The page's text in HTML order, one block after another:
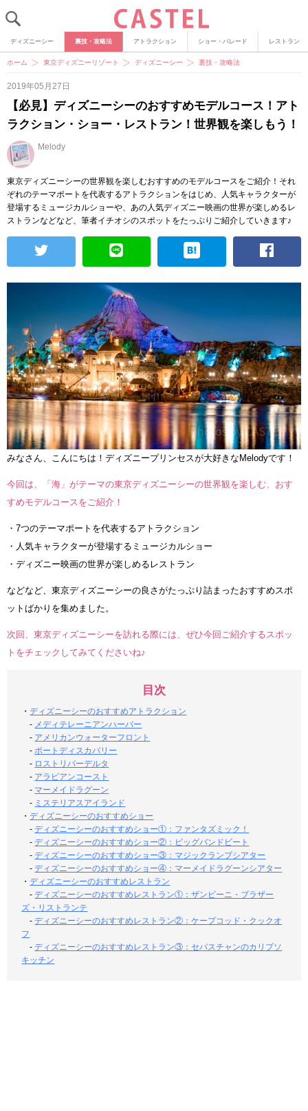
ディズニーシー 裏技・攻略法 アトラクション ショー・パレード レストラン
ホーム 東京ディズニーリゾート ディズニーシー 裏技・攻略法
2019年05月27日
【必見】ディズニーシーのおすすめモデルコース！アト
ラクション・ショー・レストラン！世界観を楽しもう！
Melody
東京ディズニーシーの世界観を楽しむおすすめのモデルコースをご紹介！それ
ぞれのテーマポートを代表するアトラクションをはじめ、人気キャラクターが
登場するミュージカルショーや、あの人気ディズニー映画の世界が楽しめるレ
ストランなどなど、筆者イチオシのスポットをたっぷりご紹介していきます♪
みなさん、こんにちは！ディズニープリンセスが大好きなMelodyです！
今回は、「海」がテーマの東京ディズニーシーの世界観を楽しむ、おす
すめモデルコースをご紹介！
・7つのテーマポートを代表するアトラクション
・人気キャラクターが登場するミュージカルショー
・ディズニー映画の世界が楽しめるレストラン
などなど、東京ディズニーシーの良さがたっぷり詰まったおすすめスポ
ットばかりを集めました。
次回、東京ディズニーシーを訪れる際には、ぜひ今回ご紹介するスポッ
トをチェックしてみてくださいね♪
目次
・ディズニーシーのおすすめアトラクション
- メディテレーニアンハーバー
- アメリカンウォーターフロント
-ポートディスカバリー
- ロストリバーデルタ
- アラビアンコースト
- マーメイドラグーン
- ミステリアスアイランド
・ディズニーシーのおすすめショー
-ディズニーシーのおすすめショー①：ファンタズミック！
-ディズニーシーのおすすめショー②：ビッグバンドビート
-ディズニーシーのおすすめショー③：マジックランプシアター
-ディズニーシーのおすすめショー④：マーメイドラグーンシアター
・ディズニーシーのおすすめレストラン
-ディズニーシーのおすすめレストラン①：ザンビーニ・ブラザー
ズ・リストランテ
-ディズニーシーのおすすめレストラン②：ケープコッド・クックオ
フ
-ディズニーシーのおすすめレストラン③：セバスチャンのカリプソ
キッチン